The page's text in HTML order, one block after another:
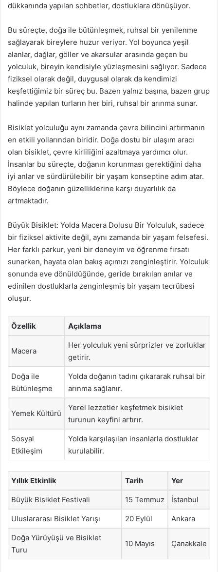
dükkanında yapılan sohbetler, dostluklara dönüşüyor.
Bu süreçte, doğa ile bütünleşmek, ruhsal bir yenilenme
sağlayarak bireylere huzur veriyor. Yol boyunca yeşil
alanlar, dağlar, göller ve akarsular arasında geçen bu
yolculuk, bireyin kendisiyle yüzleşmesini sağlıyor. Sadece
fiziksel olarak değil, duygusal olarak da kendimizi
keşfettiğimiz bir süreç bu. Bazen yalnız başına, bazen grup
halinde yapılan turların her biri, ruhsal bir arınma sunar.
Bisiklet yolculuğu aynı zamanda çevre bilincini artırmanın
en etkili yollarından biridir. Doğa dostu bir ulaşım aracı
olan bisiklet, çevre kirliliğini azaltmaya yardımcı olur.
İnsanlar bu süreçte, doğanın korunması gerektiğini daha
iyi anlar ve sürdürülebilir bir yaşam konseptine adım atar.
Böylece doğanın güzelliklerine karşı duyarlılık da
artmaktadır.
Büyük Bisiklet: Yolda Macera Dolusu Bir Yolculuk, sadece
bir fiziksel aktivite değil, aynı zamanda bir yaşam felsefesi.
Her farklı parkur, yeni bir deneyim ve öğrenme fırsatı
sunarken, hayata olan bakış açımızı zenginleştirir. Yolculuk
sonunda eve dönüldüğünde, geride bırakılan anılar ve
edinilen dostluklarla zenginleşmiş bir yaşam tecrübesi
oluşur.
Özellik Açıklama
Macera
Her yolculuk yeni sürprizler ve zorluklar
getirir.
Doğa ile
Bütünleşme
Yolda doğanın tadını çıkararak ruhsal bir
arınma sağlanır.
Yemek Kültürü
Yerel lezzetler keşfetmek bisiklet
turunun keyfini artırır.
Sosyal
Etkileşim
Yolda karşılaşılan insanlarla dostluklar
kurulabilir.
Yıllık Etkinlik Tarih Yer
Büyük Bisiklet Festivali 15 Temmuz İstanbul
Uluslararası Bisiklet Yarışı 20 Eylül Ankara
Doğa Yürüyüşü ve Bisiklet
Turu
10 Mayıs Çanakkale